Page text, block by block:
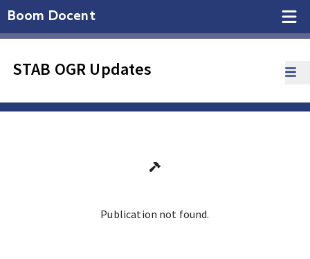
Boom Docent
STAB OGR Updates
Publication not found.